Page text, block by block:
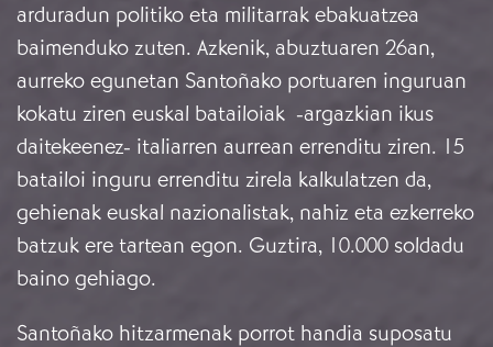
arduradun politiko eta militarrak ebakuatzea
baimenduko zuten. Azkenik, abuztuaren 26an,
aurreko egunetan Santoñako portuaren inguruan
kokatu ziren euskal batailoiak -argazkian ikus
daitekeenez- italiarren aurrean errenditu ziren. 15
batailoi inguru errenditu zirela kalkulatzen da,
gehienak euskal nazionalistak, nahiz eta ezkerreko
batzuk ere tartean egon. Guztira, 10.000 soldadu
baino gehiago.
Santoñako hitzarmenak porrot handia suposatu